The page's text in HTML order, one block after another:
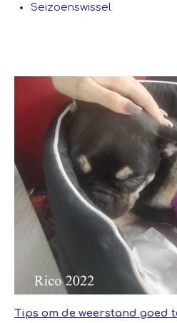
Seizoenswissel
Tips om de weerstand goed